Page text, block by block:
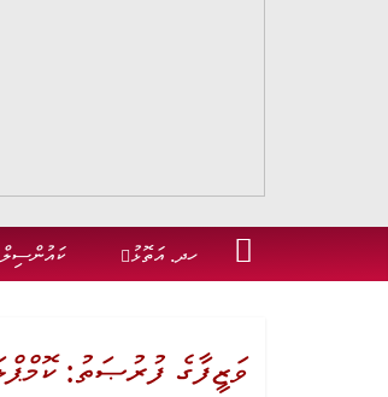
ހދ. އަތޮޅު ކައުންސިލް
ވަޒީފާގެ ފުރުޞަތު: